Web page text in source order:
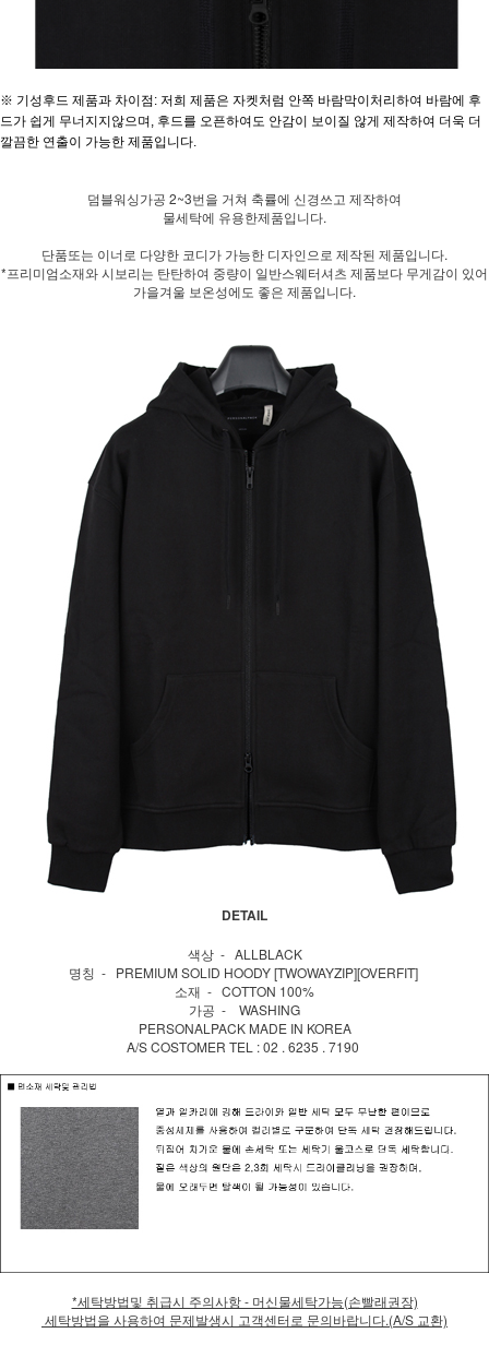
※ 기성후드 제품과 차이점: 저희 제품은 자켓처럼 안쪽 바람막이처리하여 바람에 후
드가 쉽게 무너지지않으며, 후드를 오픈하여도 안감이 보이질 않게 제작하여 더욱 더
깔끔한 연출이 가능한 제품입니다.
덤블워싱가공 2~3번을 거쳐 축률에 신경쓰고 제작하여
물세탁에 유용한제품입니다.
단품또는 이너로 다양한 코디가 가능한 디자인으로 제작된 제품입니다.
*프리미엄소재와 시보리는 탄탄하여 중량이 일반스웨터셔츠 제품보다 무게감이 있어
가을겨울 보온성에도 좋은 제품입니다.
DETAIL
색상 - ALLBLACK
명칭 - PREMIUM SOLID HOODY [TWOWAYZIP][OVERFIT]
소재 - COTTON 100%
가공 - WASHING
PERSONALPACK MADE IN KOREA
A/S COSTOMER TEL : 02 . 6235 . 7190
*세탁방법및 취급시 주의사항 - 머신물세탁가능(손빨래권장)
세탁방법을 사용하여 문제발생시 고객센터로 문의바랍니다.(A/S 교환)